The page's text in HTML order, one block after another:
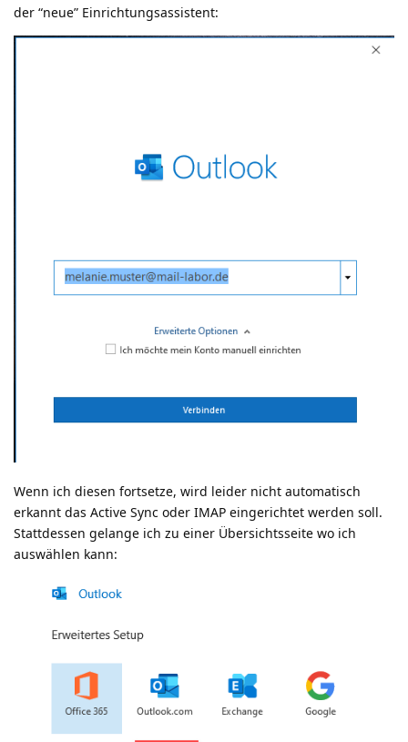
der “neue” Einrichtungsassistent:
Wenn ich diesen fortsetze, wird leider nicht automatisch
erkannt das Active Sync oder IMAP eingerichtet werden soll.
Stattdessen gelange ich zu einer Übersichtsseite wo ich
auswählen kann: